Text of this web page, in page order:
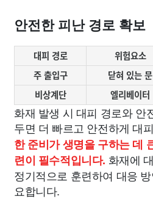
안전한 피난 경로 확보
대피 경로 위험요소
주 출입구
닫혀 있는 문
비상계단
엘리베이터
화재 발생 시 대피 경로와 안
두면 더 빠르고 안전하게 대
한 준비가 생명을 구하는 데
련이 필수적입니다. 화재에
정기적으로 훈련하여 대응
요합니다.